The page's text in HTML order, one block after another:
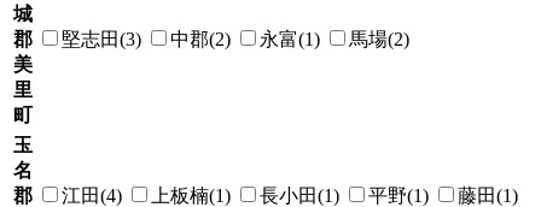
城
郡
美
里
町
堅志田(3) 中郡(2) 永富(1) 馬場(2)
玉
名
郡
江田(4) 上板楠(1) 長小田(1) 平野(1)
藤田(1)